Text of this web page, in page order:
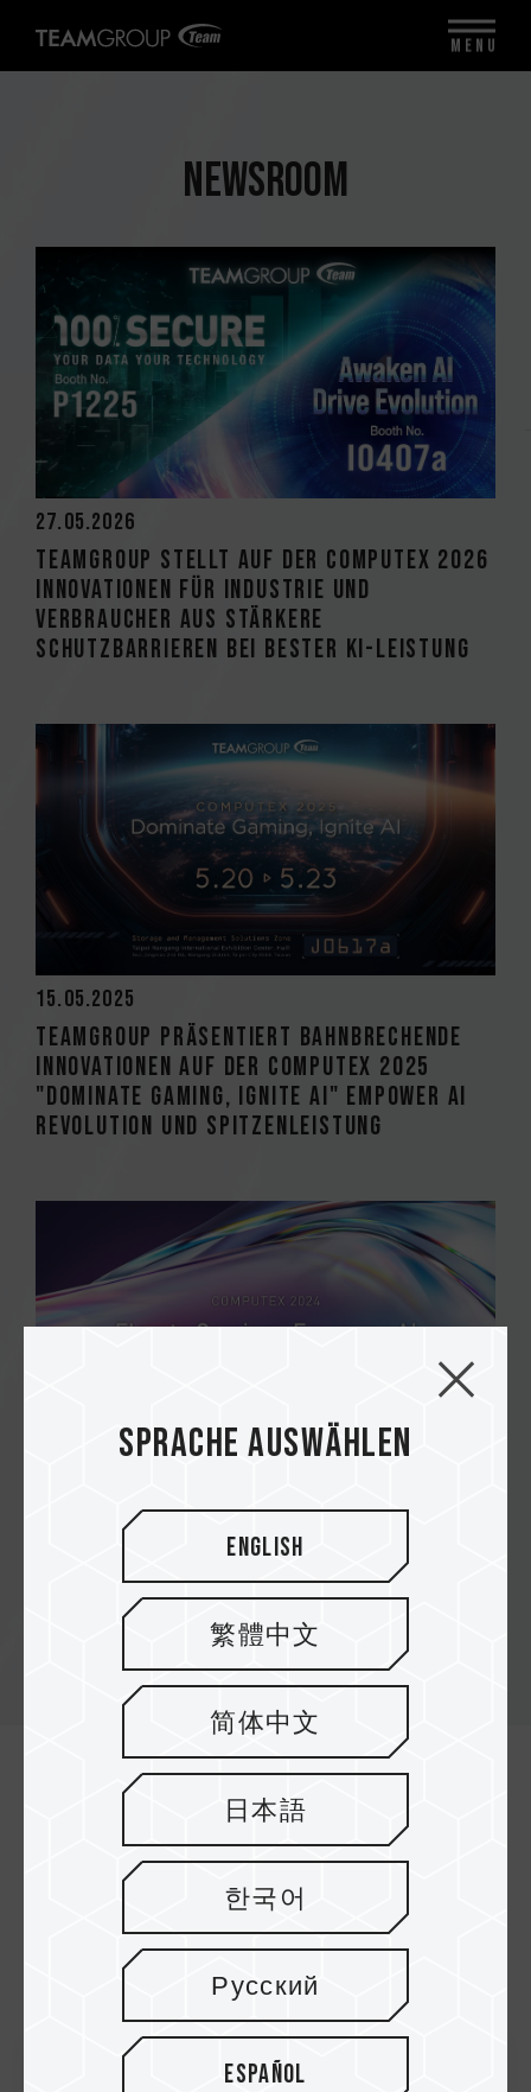
NEWSROOM
27.05.2026
TEAMGROUP stellt auf der COMPUTEX 2026
Innovationen für Industrie und
Verbraucher aus Stärkere
Schutzbarrieren bei bester KI-Leistung
15.05.2025
TEAMGROUP präsentiert bahnbrechende
Innovationen auf der COMPUTEX 2025
"Dominate Gaming, Ignite AI" Empower AI
Revolution und Spitzenleistung
TEAMGROUP setzt auf der Computex 2024
neue Maßstäbe - Elevate Gaming .
Empower AI
Event-Nachrichten
Sprache auswählen
English
繁體中文
简体中文
日本語
한국어
Русский
Español
MENU